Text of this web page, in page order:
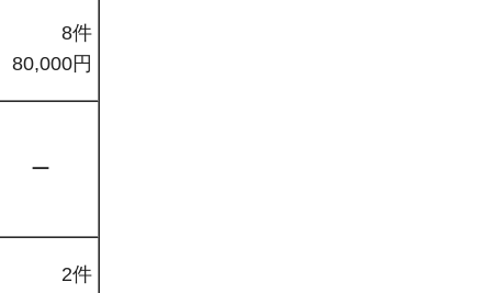
8件
80,000円
ー
2件